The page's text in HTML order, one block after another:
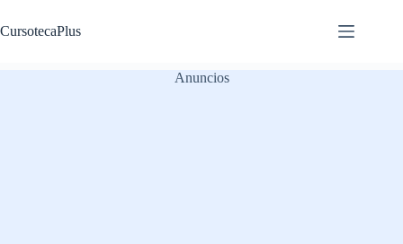
al
contenido
CursotecaPlus
Anuncios